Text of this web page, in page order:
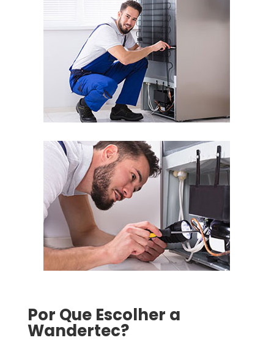
Por Que Escolher a
Wandertec?